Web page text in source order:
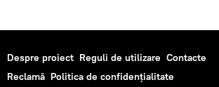
Despre proiect Reguli de utilizare Contacte
Reclamă Politica de confidențialitate